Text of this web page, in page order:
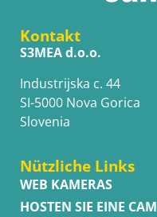
Kontakt
S3MEA d.o.o.
Industrijska c. 44
SI-5000 Nova Gorica
Slovenia
Nützliche Links
WEB KAMERAS
HOSTEN SIE EINE CAM